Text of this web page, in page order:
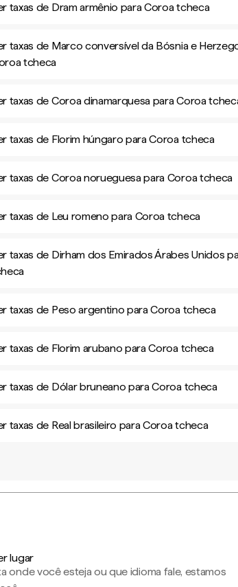
taxas de Dram armênio para Coroa tcheca
taxas de Marco conversível da Bósnia e
tcheca
taxas de Coroa dinamarquesa para Coroa
taxas de Florim húngaro para Coroa tcheca
taxas de Coroa norueguesa para Coroa tcheca
taxas de Leu romeno para Coroa tcheca
taxas de Dirham dos Emirados Árabes Unidos
taxas de Peso argentino para Coroa tcheca
taxas de Florim arubano para Coroa tcheca
taxas de Dólar bruneano para Coroa tcheca
taxas de Real brasileiro para Coroa tcheca
lugar
onde você esteja ou que idioma fale, estamos